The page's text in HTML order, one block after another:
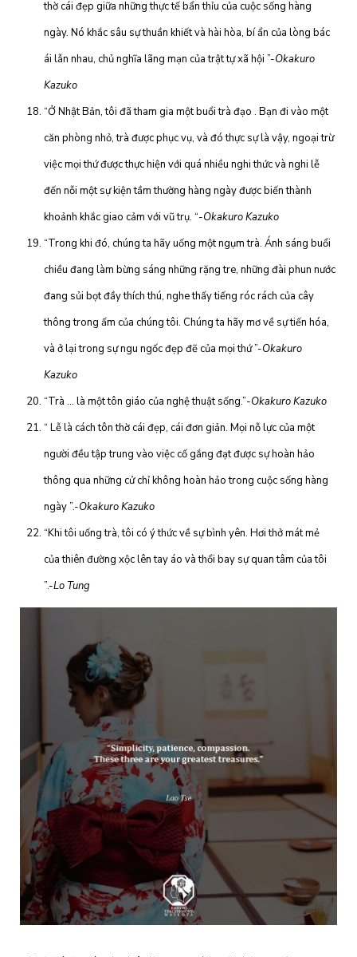
thờ cái đẹp giữa những thực tế bẩn thỉu của cuộc sống hàng
ngày. Nó khắc sâu sự thuần khiết và hài hòa, bí ẩn của lòng bác
ái lẫn nhau, chủ nghĩa lãng mạn của trật tự xã hội ”-Okakuro
Kazuko
“Ở Nhật Bản, tôi đã tham gia một buổi trà đạo . Bạn đi vào một
căn phòng nhỏ, trà được phục vụ, và đó thực sự là vậy, ngoại trừ
việc mọi thứ được thực hiện với quá nhiều nghi thức và nghi lễ
đến nỗi một sự kiện tầm thường hàng ngày được biến thành
khoảnh khắc giao cảm với vũ trụ. “-Okakuro Kazuko
“Trong khi đó, chúng ta hãy uống một ngụm trà. Ánh sáng buổi
chiều đang làm bừng sáng những rặng tre, những đài phun nước
đang sủi bọt đầy thích thú, nghe thấy tiếng róc rách của cây
thông trong ấm của chúng tôi. Chúng ta hãy mơ về sự tiến hóa,
và ở lại trong sự ngu ngốc đẹp đẽ của mọi thứ ”-Okakuro
Kazuko
“Trà … là một tôn giáo của nghệ thuật sống.”-Okakuro Kazuko
“ Lễ là cách tôn thờ cái đẹp, cái đơn giản. Mọi nỗ lực của một
người đều tập trung vào việc cố gắng đạt được sự hoàn hảo
thông qua những cử chỉ không hoàn hảo trong cuộc sống hàng
ngày ”.-Okakuro Kazuko
“Khi tôi uống trà, tôi có ý thức về sự bình yên. Hơi thở mát mẻ
của thiên đường xộc lên tay áo và thổi bay sự quan tâm của tôi
”.-Lo Tung